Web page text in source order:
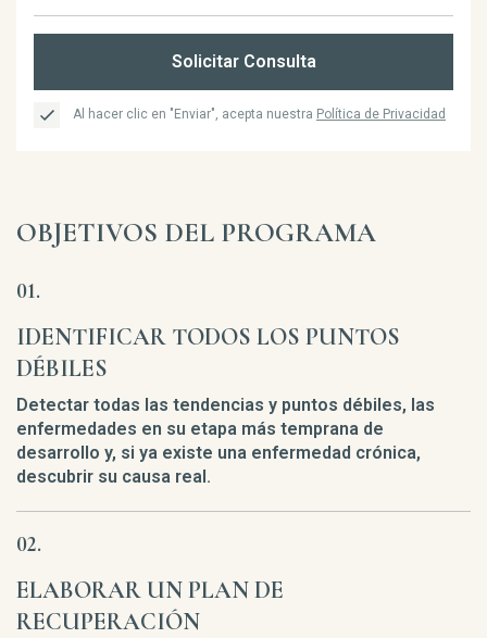
Solicitar Consulta
Al hacer clic en "Enviar", acepta nuestra Política de Privacidad
OBJETIVOS DEL PROGRAMA
IDENTIFICAR TODOS LOS PUNTOS
DÉBILES
Detectar todas las tendencias y puntos débiles, las
enfermedades en su etapa más temprana de
desarrollo y, si ya existe una enfermedad crónica,
descubrir su causa real.
ELABORAR UN PLAN DE
RECUPERACIÓN